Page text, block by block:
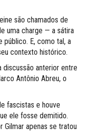
são chamados de
uma charge — a sátira
E, como tal, a
contexto histórico.
discussão anterior entre
Antônio Abreu, o
fascistas e houve
ele fosse demitido.
Gilmar apenas se tratou